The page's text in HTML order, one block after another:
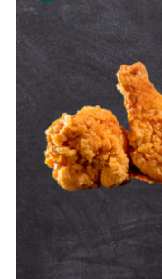
Rund (winkel)
Varken (winkel)
BBQ (winkel)
Kruiden & overige
Cadeaubonnen